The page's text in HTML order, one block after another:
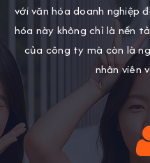
với văn hóa doanh nghiệp
hóa này không chỉ là nền
của công ty mà còn là
nhân viên